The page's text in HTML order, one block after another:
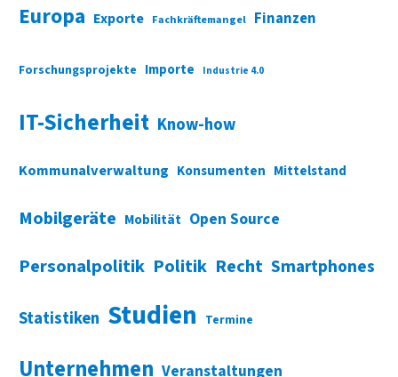
Europa Exporte Fachkräftemangel Finanzen
Forschungsprojekte Importe Industrie 4.0
IT-Sicherheit Know-how
Kommunalverwaltung Konsumenten Mittelstand
Mobilgeräte Mobilität Open Source
Personalpolitik Politik Recht Smartphones
Statistiken Studien Termine
Unternehmen Veranstaltungen